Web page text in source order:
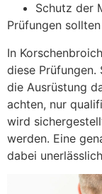
Schutz der
Prüfungen
In
diese Prüfungen.
die Ausrüstung
achten, nur
wird
werden. Eine
dabei